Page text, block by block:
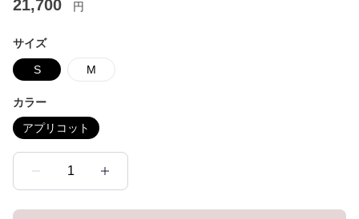
21,700 円
サイズ
S M
カラー
アプリコット
1